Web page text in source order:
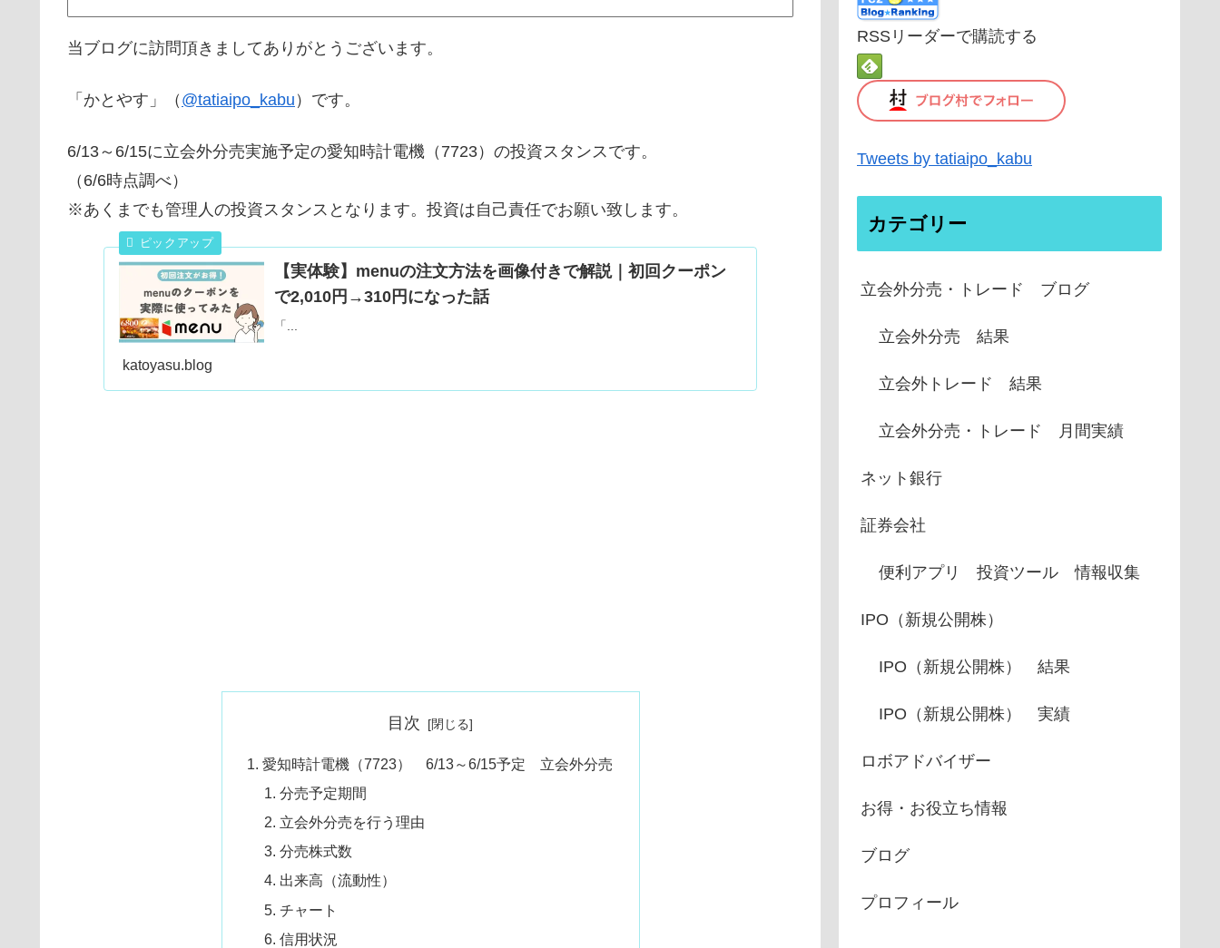
当ブログに訪問頂きましてありがとうございます。
「かとやす」（ @tatiaipo_kabu ）です。
6/13～6/15に立会外分売実施予定の愛知時計電機（7723）の投資スタンスです。
（6/6時点調べ）
※あくまでも管理人の投資スタンスとなります。投資は自己責任でお願い致します。
【実体験】menuの注文方法を画像付きで解説｜初回クーポン
で2,010円→310円になった話
「...
katoyasu.blog
目次
愛知時計電機（7723） 6/13～6/15予定 立会外分売
分売予定期間
立会外分売を行う理由
分売株式数
出来高（流動性）
チャート
信用状況
RSSリーダーで購読する
Tweets by tatiaipo_kabu
カテゴリー
立会外分売・トレード ブログ
立会外分売 結果
立会外トレード 結果
立会外分売・トレード 月間実績
ネット銀行
証券会社
便利アプリ 投資ツール 情報収集
IPO（新規公開株）
IPO（新規公開株） 結果
IPO（新規公開株） 実績
ロボアドバイザー
お得・お役立ち情報
ブログ
プロフィール